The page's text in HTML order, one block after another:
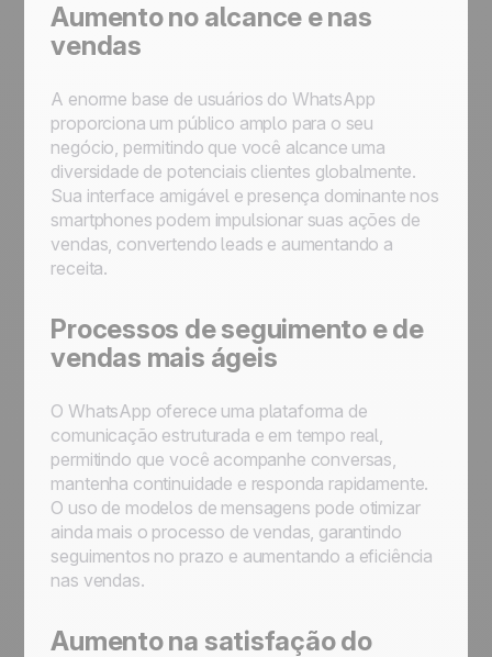
Aumento no alcance e nas
vendas
A enorme base de usuários do WhatsApp
proporciona um público amplo para o seu
negócio, permitindo que você alcance uma
diversidade de potenciais clientes globalmente.
Sua interface amigável e presença dominante nos
smartphones podem impulsionar suas ações de
vendas, convertendo leads e aumentando a
receita.
Processos de seguimento e de
vendas mais ágeis
O WhatsApp oferece uma plataforma de
comunicação estruturada e em tempo real,
permitindo que você acompanhe conversas,
mantenha continuidade e responda rapidamente.
O uso de modelos de mensagens pode otimizar
ainda mais o processo de vendas, garantindo
seguimentos no prazo e aumentando a eficiência
nas vendas.
Aumento na satisfação do